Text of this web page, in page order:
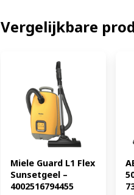
Vergelijkbare
Miele Guard L1 Flex
Sunsetgeel –
4002516794455